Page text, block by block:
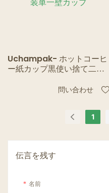
Uchampak- ホットコーヒ
ー紙カップ黒使い捨て二重
ンス 12 オンスの時間包装単
問い合わせ
1
伝言を残す
名前